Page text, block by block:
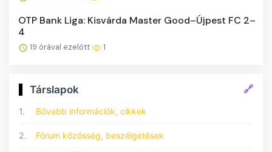
OTP Bank Liga: Kisvárda Master Good–Újpest FC 2–
4
19 órával ezelőtt 1
Társlapok 🔗
1. Bővebb információk, cikkek
2. Fórum közösség, beszélgetések